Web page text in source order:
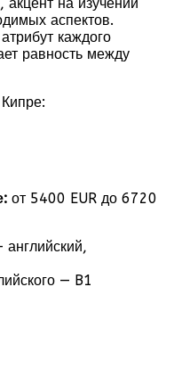
аспектов.
каждого
равность между
от 5400 EUR до 6720
— B1